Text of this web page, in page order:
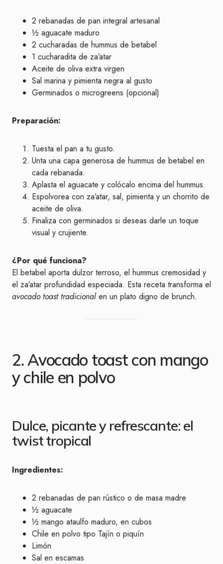
2 rebanadas de pan integral artesanal
½ aguacate maduro
2 cucharadas de hummus de betabel
1 cucharadita de za’atar
Aceite de oliva extra virgen
Sal marina y pimienta negra al gusto
Germinados o microgreens (opcional)
Preparación:
Tuesta el pan a tu gusto.
Unta una capa generosa de hummus de betabel en
cada rebanada.
Aplasta el aguacate y colócalo encima del hummus.
Espolvorea con za’atar, sal, pimienta y un chorrito de
aceite de oliva.
Finaliza con germinados si deseas darle un toque
visual y crujiente.
¿Por qué funciona?
El betabel aporta dulzor terroso, el hummus cremosidad y
el za’atar profundidad especiada. Esta receta transforma el
avocado toast tradicional en un plato digno de brunch.
2. Avocado toast con mango
y chile en polvo
Dulce, picante y refrescante: el
twist tropical
Ingredientes:
2 rebanadas de pan rústico o de masa madre
½ aguacate
½ mango ataulfo maduro, en cubos
Chile en polvo tipo Tajín o piquín
Limón
Sal en escamas